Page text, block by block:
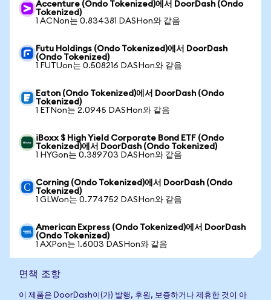
Accenture (Ondo Tokenized)에서 DoorDash (Ondo
Tokenized)
1 ACNon는 0.834381 DASHon와 같음
Futu Holdings (Ondo Tokenized)에서 DoorDash
(Ondo Tokenized)
1 FUTUon는 0.508216 DASHon와 같음
Eaton (Ondo Tokenized)에서 DoorDash (Ondo
Tokenized)
1 ETNon는 2.0945 DASHon와 같음
iBoxx $ High Yield Corporate Bond ETF (Ondo
Tokenized)에서 DoorDash (Ondo Tokenized)
1 HYGon는 0.389703 DASHon와 같음
Corning (Ondo Tokenized)에서 DoorDash (Ondo
Tokenized)
1 GLWon는 0.774752 DASHon와 같음
American Express (Ondo Tokenized)에서 DoorDash
(Ondo Tokenized)
1 AXPon는 1.6003 DASHon와 같음
면책 조항
이 제품은 DoorDash이(가) 발행, 후원, 보증하거나 제휴한 것이 아